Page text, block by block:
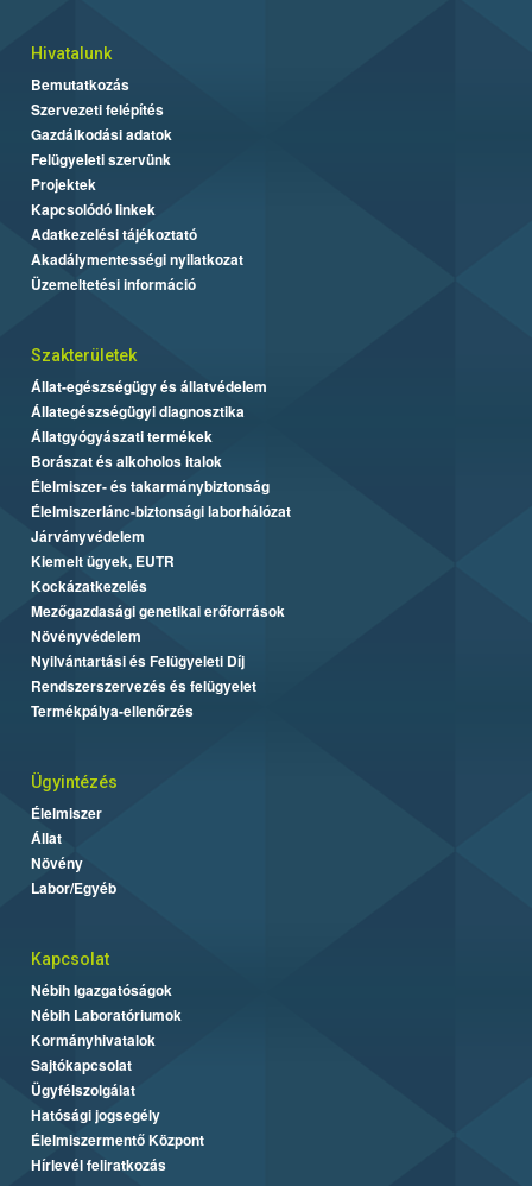
Hivatalunk
Bemutatkozás
Szervezeti felépítés
Gazdálkodási adatok
Felügyeleti szervünk
Projektek
Kapcsolódó linkek
Adatkezelési tájékoztató
Akadálymentességi nyilatkozat
Üzemeltetési információ
Szakterületek
Állat-egészségügy és állatvédelem
Állategészségügyi diagnosztika
Állatgyógyászati termékek
Borászat és alkoholos italok
Élelmiszer- és takarmánybiztonság
Élelmiszerlánc-biztonsági laborhálózat
Járványvédelem
Kiemelt ügyek, EUTR
Kockázatkezelés
Mezőgazdasági genetikai erőforrások
Növényvédelem
Nyilvántartási és Felügyeleti Díj
Rendszerszervezés és felügyelet
Termékpálya-ellenőrzés
Ügyintézés
Élelmiszer
Állat
Növény
Labor/Egyéb
Kapcsolat
Nébih Igazgatóságok
Nébih Laboratóriumok
Kormányhivatalok
Sajtókapcsolat
Ügyfélszolgálat
Hatósági jogsegély
Élelmiszermentő Központ
Hírlevél feliratkozás